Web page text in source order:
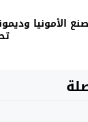
الأمونيا